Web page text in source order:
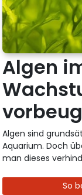
Algen
Algen sind
Aquarium. Doch
man dieses
So